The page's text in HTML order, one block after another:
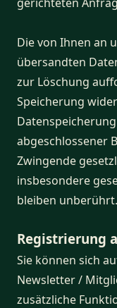
Die von Ihnen an
übersandten
zur Löschung
Speicherung
abgeschlossener
Zwingende
insbesondere
bleiben unberührt.
Registrierung
Sie können sich
Newsletter /
zusätzliche